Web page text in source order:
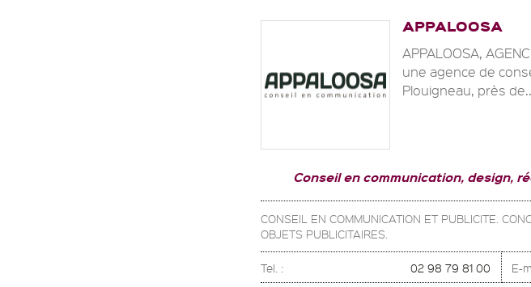
APPALOOSA
APPALOOSA,
une agence de
Plouigneau, près
Conseil en communication, design,
CONSEIL EN COMMUNICATION ET PUBLICITE.
OBJETS PUBLICITAIRES.
Tel. : 02 98 79 81 00 E-